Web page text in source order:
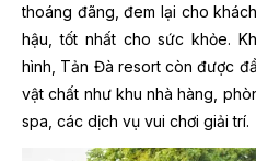
thoáng đãng, đem lại cho
hậu, tốt nhất cho sức khỏe.
hình, Tản Đà resort còn được
vật chất như khu nhà hàng,
spa, các dịch vụ vui chơi giải trí.